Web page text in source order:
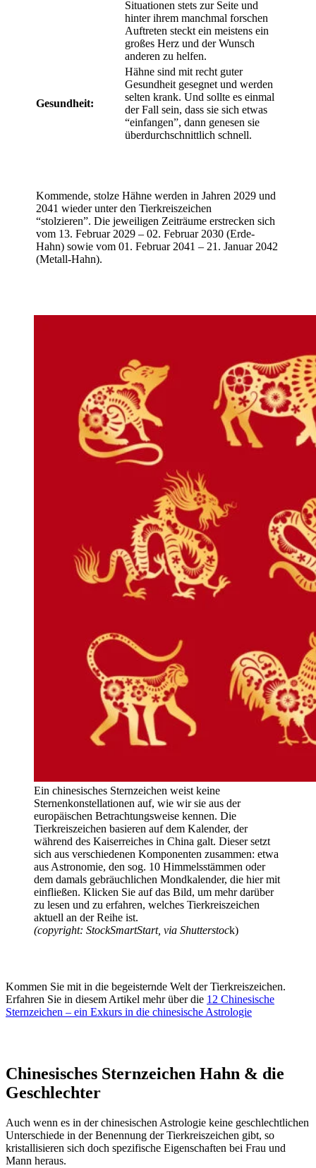
Situationen stets zur Seite und
hinter ihrem manchmal forschen
Auftreten steckt ein meistens ein
großes Herz und der Wunsch
anderen zu helfen.
Gesundheit:
Hähne sind mit recht guter
Gesundheit gesegnet und werden
selten krank. Und sollte es einmal
der Fall sein, dass sie sich etwas
“einfangen”, dann genesen sie
überdurchschnittlich schnell.
Kommende, stolze Hähne werden in Jahren 2029 und
2041 wieder unter den Tierkreiszeichen
“stolzieren”. Die jeweiligen Zeiträume erstrecken sich
vom 13. Februar 2029 – 02. Februar 2030 (Erde-
Hahn) sowie vom 01. Februar 2041 – 21. Januar 2042
(Metall-Hahn).
Ein chinesisches Sternzeichen weist keine
Sternenkonstellationen auf, wie wir sie aus der
europäischen Betrachtungsweise kennen. Die
Tierkreiszeichen basieren auf dem Kalender, der
während des Kaiserreiches in China galt. Dieser setzt
sich aus verschiedenen Komponenten zusammen: etwa
aus Astronomie, den sog. 10 Himmelsstämmen oder
dem damals gebräuchlichen Mondkalender, die hier mit
einfließen. Klicken Sie auf das Bild, um mehr darüber
zu lesen und zu erfahren, welches Tierkreiszeichen
aktuell an der Reihe ist.
(copyright: StockSmartStart, via Shutterstock)
Kommen Sie mit in die begeisternde Welt der Tierkreiszeichen.
Erfahren Sie in diesem Artikel mehr über die 12 Chinesische
Sternzeichen – ein Exkurs in die chinesische Astrologie
Chinesisches Sternzeichen Hahn & die
Geschlechter
Auch wenn es in der chinesischen Astrologie keine geschlechtlichen
Unterschiede in der Benennung der Tierkreiszeichen gibt, so
kristallisieren sich doch spezifische Eigenschaften bei Frau und
Mann heraus.